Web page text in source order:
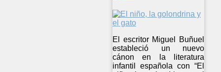
El escritor Miguel Buñuel
estableció un nuevo
cánon en la literatura
infantil española con “El